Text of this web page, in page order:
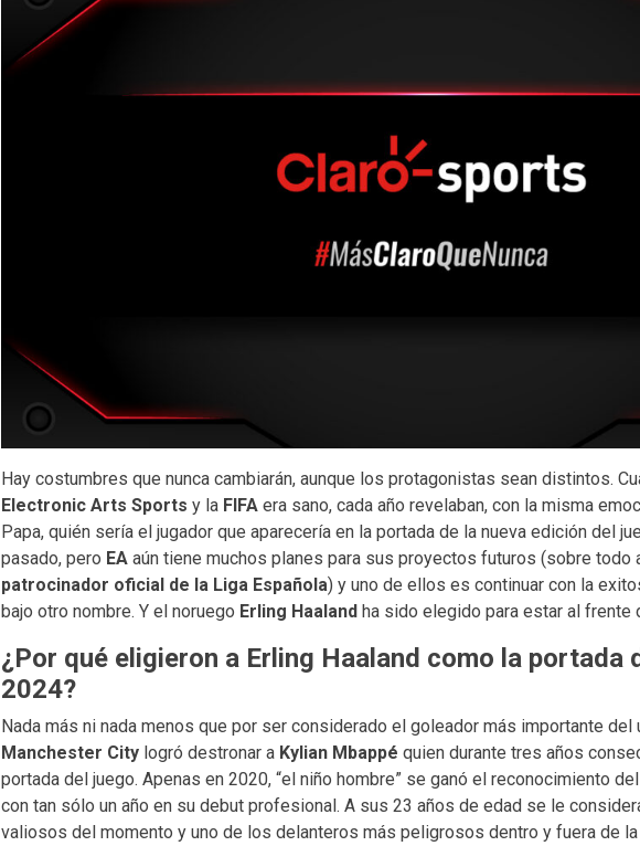
Hay costumbres que nunca cambiarán, aunque los protagonistas sean distintos.
Electronic Arts Sports y la FIFAera sano, cada año revelaban, con la misma
Papa, quién sería el jugador que aparecería en la portada de la nueva edición del
pasado, pero EAaún tiene muchos planes para sus proyectos futuros (sobre todo
patrocinador oficial de la Liga Española) y uno de ellos es continuar con la
bajo otro nombre. Y el noruego Erling Haalandha sido elegido para estar al frente
¿Por qué eligieron a Erling Haaland como la portada
2024?
Nada más ni nada menos que por ser considerado el goleador más importante del
Manchester Citylogró destronar a Kylian Mbappé quien durante tres años
portada del juego. Apenas en 2020, “el niño hombre” se ganó el reconocimiento del
con tan sólo un año en su debut profesional. A sus 23 años de edad se le
valiosos del momento y uno de los delanteros más peligrosos dentro y fuera de la